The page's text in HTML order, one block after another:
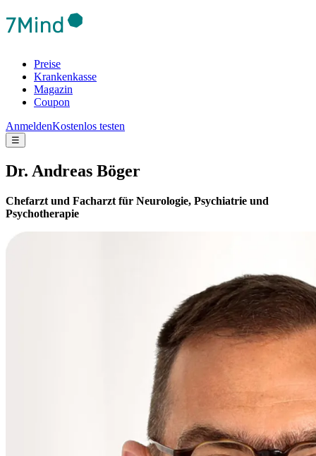
Preise
Krankenkasse
Magazin
Coupon
AnmeldenKostenlos testen
☰
Dr. Andreas Böger
Chefarzt und Facharzt für Neurologie, Psychiatrie und
Psychotherapie